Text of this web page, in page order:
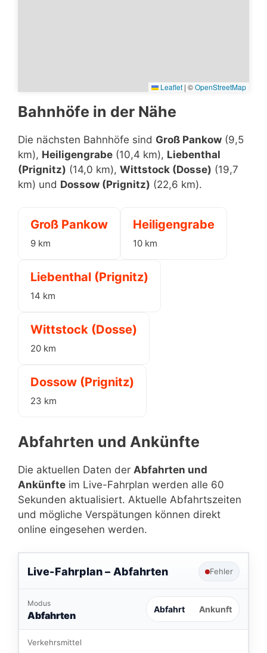
Leaflet | ©OpenStreetMap
Bahnhöfe in der Nähe
Die nächsten Bahnhöfe sind Groß Pankow (9,5
km), Heiligengrabe (10,4 km), Liebenthal
(Prignitz) (14,0 km), Wittstock (Dosse) (19,7
km) und Dossow (Prignitz) (22,6 km).
Groß Pankow
9 km
Heiligengrabe
10 km
Liebenthal (Prignitz)
14 km
Wittstock (Dosse)
20 km
Dossow (Prignitz)
23 km
Abfahrten und Ankünfte
Die aktuellen Daten der Abfahrten und
Ankünfte im Live-Fahrplan werden alle 60
Sekunden aktualisiert. Aktuelle Abfahrtszeiten
und mögliche Verspätungen können direkt
online eingesehen werden.
Live-Fahrplan – Abfahrten Fehler
Modus
Abfahrten Abfahrt Ankunft
Verkehrsmittel